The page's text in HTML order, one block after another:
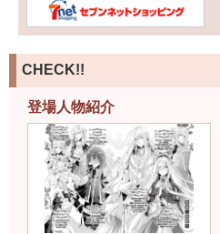
CHECK!!
登場人物紹介